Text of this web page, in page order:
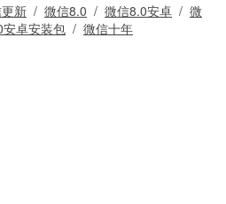
新 / 微信8.0 / 微信8.0安卓 / 微
卓安装包 / 微信十年